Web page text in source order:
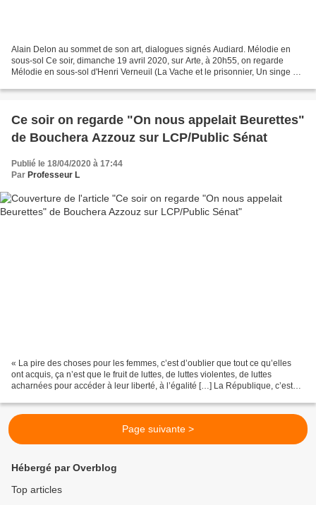
Alain Delon au sommet de son art, dialogues signés Audiard. Mélodie en
sous-sol Ce soir, dimanche 19 avril 2020, sur Arte, à 20h55, on regarde
Mélodie en sous-sol d'Henri Verneuil (La Vache et le prisonnier, Un singe en
Ce soir on regarde "On nous appelait Beurettes"
de Bouchera Azzouz sur LCP/Public Sénat
Publié le 18/04/2020 à 17:44
Par Professeur L
« La pire des choses pour les femmes, c’est d’oublier que tout ce qu’elles
ont acquis, ça n’est que le fruit de luttes, de luttes violentes, de luttes
acharnées pour accéder à leur liberté, à l’égalité […] La République, c’est
Page suivante >
Hébergé par Overblog
Top articles